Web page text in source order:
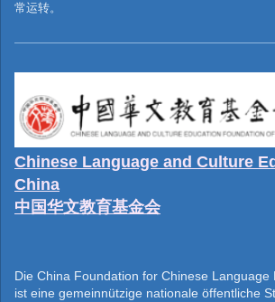
常运转。
Chinese Language and Culture
China
中国华文教育基金会
Die China Foundation for Chinese Language
ist eine gemeinnützige nationale öffentliche